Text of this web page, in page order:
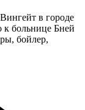
в городе
к больнице Бней
бойлер,